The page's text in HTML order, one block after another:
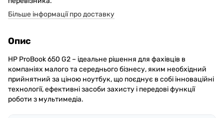
Більше інформації про доставку
Опис
HP ProBook 650 G2 – ідеальне рішення для фахівців в
компаніях малого та середнього бізнесу, яким необхідний
прийнятний за ціною ноутбук, що поєднує в собі інноваційні
технології, ефективні засоби захисту і передові функції
роботи з мультимедіа.